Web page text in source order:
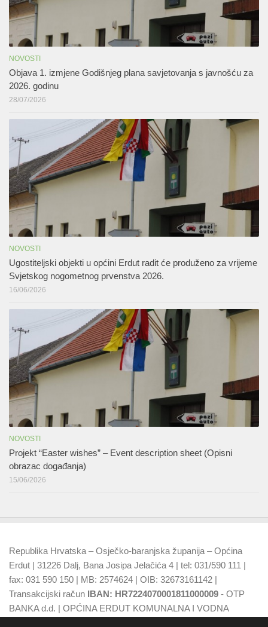
NOVOSTI
Objava 1. izmjene Godišnjeg plana savjetovanja s javnošću za
2026. godinu
28/07/2026
NOVOSTI
Ugostiteljski objekti u općini Erdut radit će produženo za vrijeme
Svjetskog nogometnog prvenstva 2026.
16/06/2026
NOVOSTI
Projekt “Easter wishes” – Event description sheet (Opisni
obrazac događanja)
15/06/2026
Republika Hrvatska – Osječko-baranjska županija – Općina
Erdut | 31226 Dalj, Bana Josipa Jelačića 4 | tel: 031/590 111 |
fax: 031 590 150 | MB: 2574624 | OIB: 32673161142 |
Transakcijski račun IBAN: HR7224070001811000009 - OTP
BANKA d.d. | OPĆINA ERDUT KOMUNALNA I VODNA